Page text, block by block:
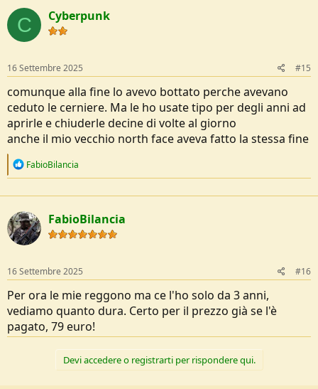
c
t
i
o
s
:
C Cyberpunk
16 Settembre 2025 #15
comunque alla fine lo avevo bottato perche avevano
ceduto le cerniere. Ma le ho usate tipo per degli anni ad
aprirle e chiuderle decine di volte al giorno
anche il mio vecchio north face aveva fatto la stessa fine
R
c
i
o
n
FabioBilancia
FabioBilancia
16 Settembre 2025 #16
Per ora le mie reggono ma ce l'ho solo da 3 anni,
vediamo quanto dura. Certo per il prezzo già se l'è
pagato, 79 euro!
Devi accedere o registrarti per rispondere qui.